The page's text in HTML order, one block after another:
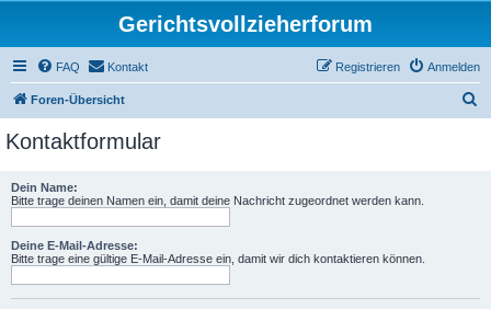
Gerichtsvollzieherforum
FAQ Kontakt Anmelden
Registrieren
Foren-Übersicht
Kontaktformular
Dein Name:
Bitte trage deinen Namen ein, damit deine Nachricht zugeordnet werden kann.
Deine E-Mail-Adresse:
Bitte trage eine gültige E-Mail-Adresse ein, damit wir dich kontaktieren können.